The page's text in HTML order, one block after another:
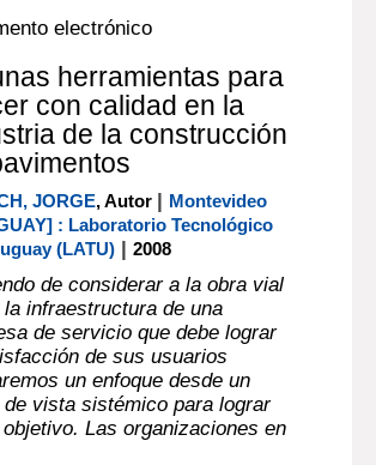
electrónico
herramientas para
con calidad en la
de la construcción
JORGE, Autor | Montevideo
: Laboratorio Tecnológico
(LATU) |2008
de considerar a la obra vial
la infraestructura de una
de servicio que debe lograr
de sus usuarios
un enfoque desde un
de vista sistémico para lograr
Las organizaciones en